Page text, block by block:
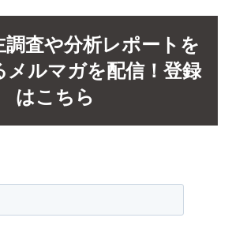
調査や分析レポートを
メルマガを配信！登録
はこちら